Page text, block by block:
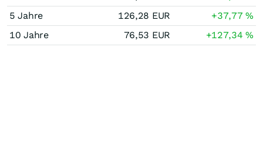
5 Jahre
126,28 EUR +37,77%
10 Jahre
76,53 EUR +127,34%